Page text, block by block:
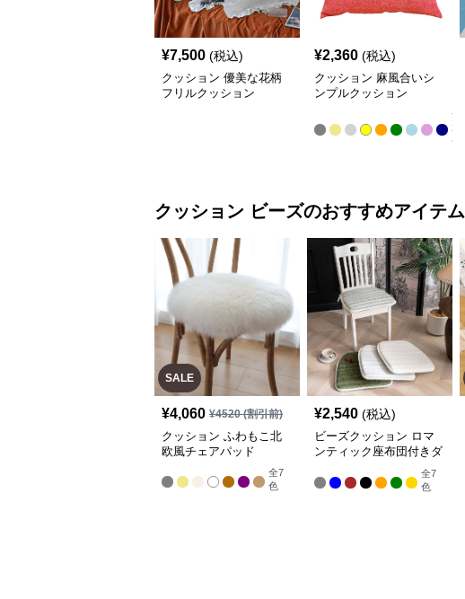
¥7,500 (税込)
クッション 優美な花柄
フリルクッション
¥2,360 (税込)
クッション 麻風合いシ
ンプルクッション
全
22
色
クッション ビーズのおすすめアイテム
SALE
¥4,060 ¥4520(割引前)
クッション ふわもこ北
欧風チェアパッド
全7
色
¥2,540 (税込)
ビーズクッション ロマ
ンティック座布団付きダ
全7
色